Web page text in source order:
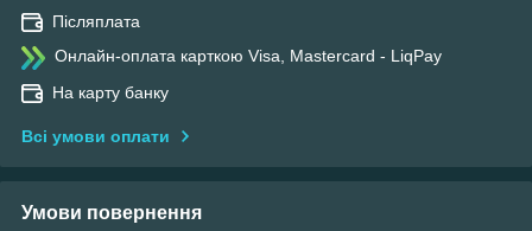
Післяплата
Онлайн-оплата карткою Visa, Mastercard - LiqPay
На карту банку
Всі умови оплати
Умови повернення